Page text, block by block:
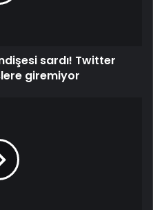
sardı! Twitter
giremiyor